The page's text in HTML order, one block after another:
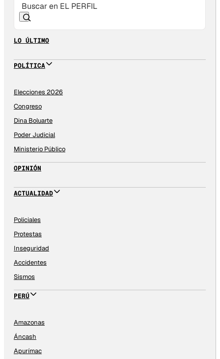
LO ÚLTIMO
POLÍTICA
Elecciones 2026
Congreso
Dina Boluarte
Poder Judicial
Ministerio Público
OPINIÓN
ACTUALIDAD
Policiales
Protestas
Inseguridad
Accidentes
Sismos
PERÚ
Amazonas
Áncash
Apurímac